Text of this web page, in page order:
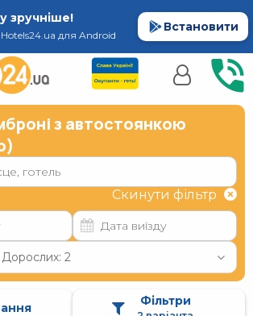
зручніше!
для Android
Встановити
з автостоянкою
Скинути фільтр
Дорослих: 2
Фільтри